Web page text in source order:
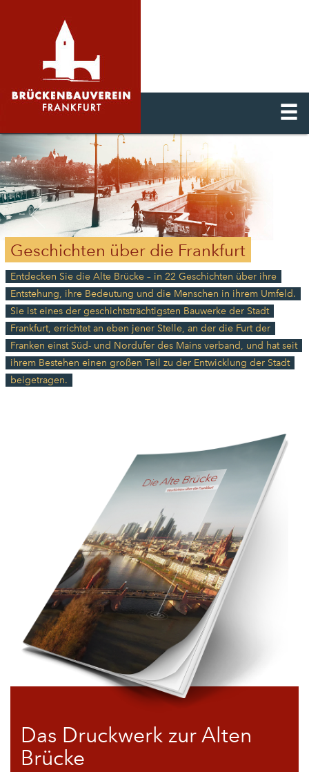
Geschichten über die Frankfurt
Entdecken Sie die Alte Brücke – in 22 Geschichten über ihre
Entstehung, ihre Bedeutung und die Menschen in ihrem Umfeld.
Sie ist eines der geschichtsträchtigsten Bauwerke der Stadt
Frankfurt, errichtet an eben jener Stelle, an der die Furt der
Franken einst Süd- und Nordufer des Mains verband, und hat seit
ihrem Bestehen einen großen Teil zu der Entwicklung der Stadt
beigetragen.
Das Druckwerk zur Alten
Brücke